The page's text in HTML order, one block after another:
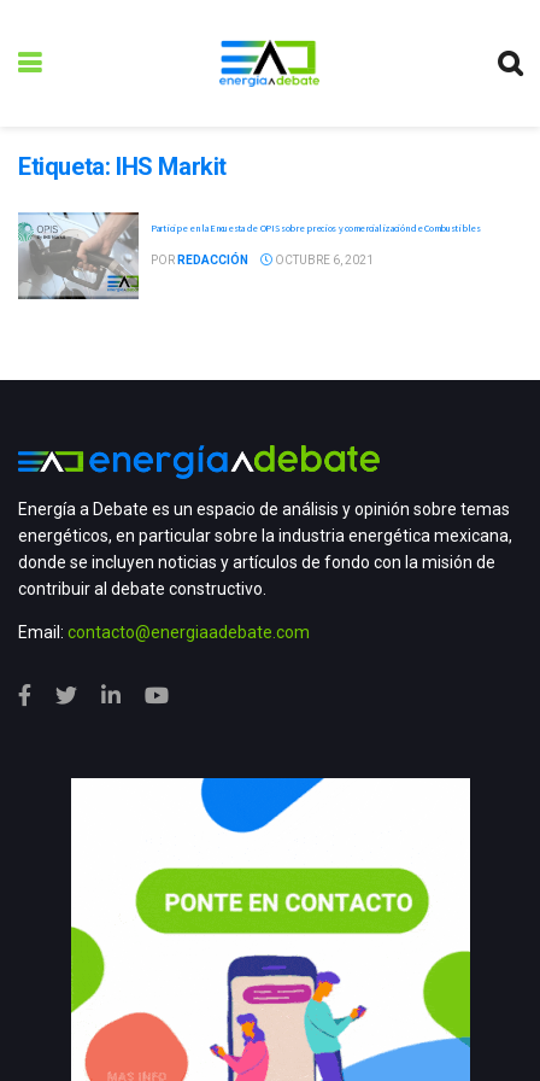
Etiqueta: IHS Markit
Participe en la Encuesta de OPIS sobre precios y comercialización de Combustibles
POR REDACCIÓN OCTUBRE 6, 2021
Energía a Debate es un espacio de análisis y opinión sobre temas
energéticos, en particular sobre la industria energética mexicana,
donde se incluyen noticias y artículos de fondo con la misión de
contribuir al debate constructivo.
Email: contacto@energiaadebate.com